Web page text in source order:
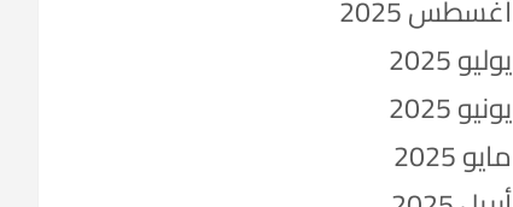
أغسطس 2025
يوليو 2025
يونيو 2025
مايو 2025